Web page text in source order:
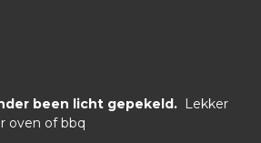
been licht gepekeld. Lekker
oven of bbq